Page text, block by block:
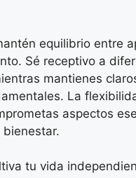
equilibrio entre
Sé receptivo a
mantienes
La
aspectos
tu vida